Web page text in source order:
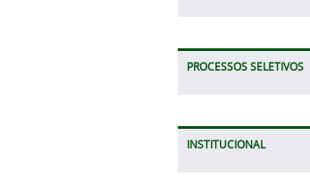
PROCESSOS SELETIVOS
INSTITUCIONAL